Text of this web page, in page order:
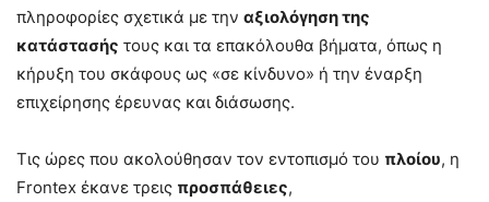
πληροφορίες σχετικά με την αξιολόγηση της
κατάστασής τους και τα επακόλουθα βήματα, όπως η
κήρυξη του σκάφους ως «σε κίνδυνο» ή την έναρξη
επιχείρησης έρευνας και διάσωσης.
Τις ώρες που ακολούθησαν τον εντοπισμό του πλοίου, η
Frontex έκανε τρεις προσπάθειες,